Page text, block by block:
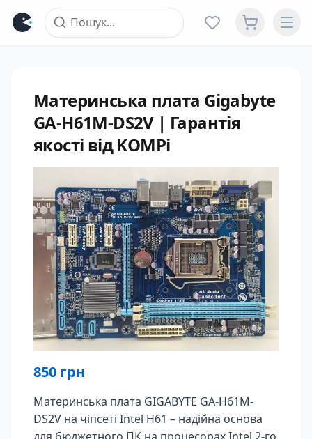
Материнська плата Gigabyte
GA-H61M-DS2V | Гарантія
якості від KOMPi
850 грн
Материнська плата GIGABYTE GA-H61M-
DS2V на чіпсеті Intel H61 – надійна основа